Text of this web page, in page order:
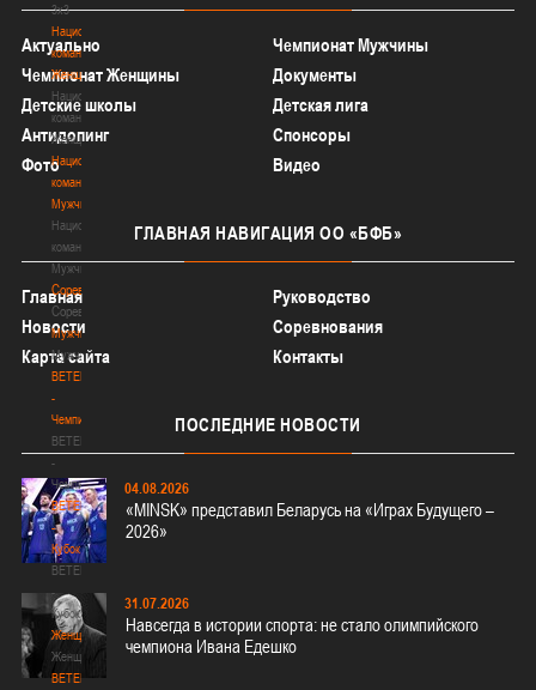
3х3
Национальная
команда.
Женщины
Национальная
команда.
Женщины
Национальная
команда.
Мужчины
Национальная
команда.
Мужчины
Соревнования
Соревнования
Мужчины
Мужчины
BETERA
-
Чемпионат
BETERA
-
Чемпионат
BETERA
-
Кубок
BETERA
-
Кубок
Женщины
Женщины
BETERA
Актуально
Чемпионат Мужчины
Чемпионат Женщины
Документы
Детские школы
Детская лига
Антидопинг
Спонсоры
Фото
Видео
ГЛАВНАЯ НАВИГАЦИЯ ОО «БФБ»
Главная
Руководство
Новости
Соревнования
Карта сайта
Контакты
ПОСЛЕДНИЕ НОВОСТИ
04.08.2026
«MINSK» представил Беларусь на «Играх Будущего –
2026»
31.07.2026
Навсегда в истории спорта: не стало олимпийского
чемпиона Ивана Едешко